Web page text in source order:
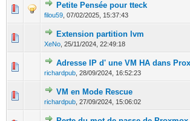
Petite Pensée pour tteck
filou59 07/02/2025, 15:37:43
0 Votes - 0 sur 5 en moyenne
12345
Extension partition lvm
XeNo 25/11/2024, 22:49:18
0 Votes - 0 sur 5 en moyenne
1 234
Adresse IP d' une VM HA dans
richardpub 28/09/2024, 16:52:23
0 Votes - 0 sur 5 en moyenne
12345
VM en Mode Rescue
richardpub 27/09/2024, 15:06:02
0 Votes - 0 sur 5 en moyenne
12